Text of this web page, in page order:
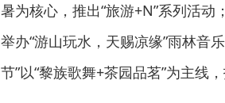
暑为核心，推出“旅游+N”系列活动
举办“游山玩水，天赐凉缘”雨林音
节”以“黎族歌舞+茶园品茗”为主线